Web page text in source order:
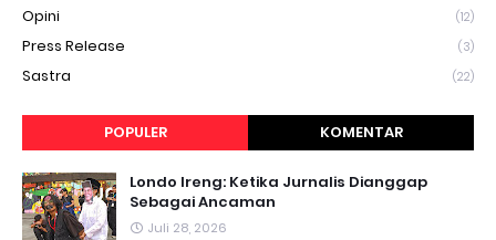
Opini (12)
Press Release (3)
Sastra (22)
POPULER KOMENTAR
Londo Ireng: Ketika Jurnalis Dianggap
Sebagai Ancaman
Juli 28, 2026